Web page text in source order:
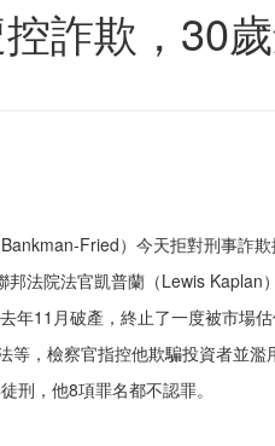
詐欺，30
Fried）今天拒對刑事詐欺
法院法官凱普蘭（Lewis Kaplan
11月破產，終止了一度被市場估
，檢察官指控他欺騙投資者並濫
刑，他8項罪名都不認罪。